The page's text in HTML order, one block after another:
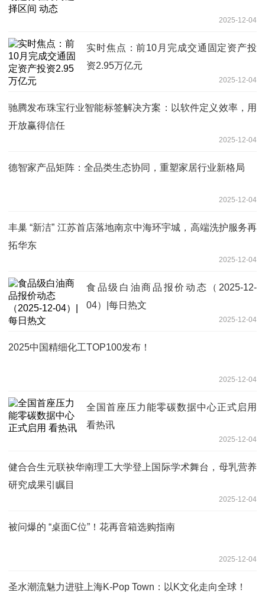
2025-12-04
实时焦点：前10月完成交通固定资产投
资2.95万亿元
2025-12-04
驰腾发布珠宝行业智能标签解决方案：以软件定义效率，用
开放赢得信任
2025-12-04
德智家产品矩阵：全品类生态协同，重塑家居行业新格局
2025-12-04
丰巢 “新洁” 江苏首店落地南京中海环宇城，高端洗护服务再
拓华东
2025-12-04
食品级白油商品报价动态（2025-12-
04）|每日热文
2025-12-04
2025中国精细化工TOP100发布！
2025-12-04
全国首座压力能零碳数据中心正式启用
看热讯
2025-12-04
健合合生元联袂华南理工大学登上国际学术舞台，母乳营养
研究成果引瞩目
2025-12-04
被问爆的 “桌面C位”！花再音箱选购指南
2025-12-04
圣水潮流魅力进驻上海K-Pop Town：以K文化走向全球！